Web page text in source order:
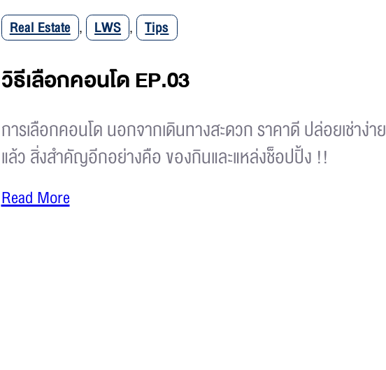
Real Estate , LWS , Tips
วิธีเลือกคอนโด EP.03
การเลือกคอนโด นอกจากเดินทางสะดวก ราคาดี ปล่อยเช่าง่าย
แล้ว สิ่งสำคัญอีกอย่างคือ ของกินและแหล่งช็อปปิ้ง !!
Read More